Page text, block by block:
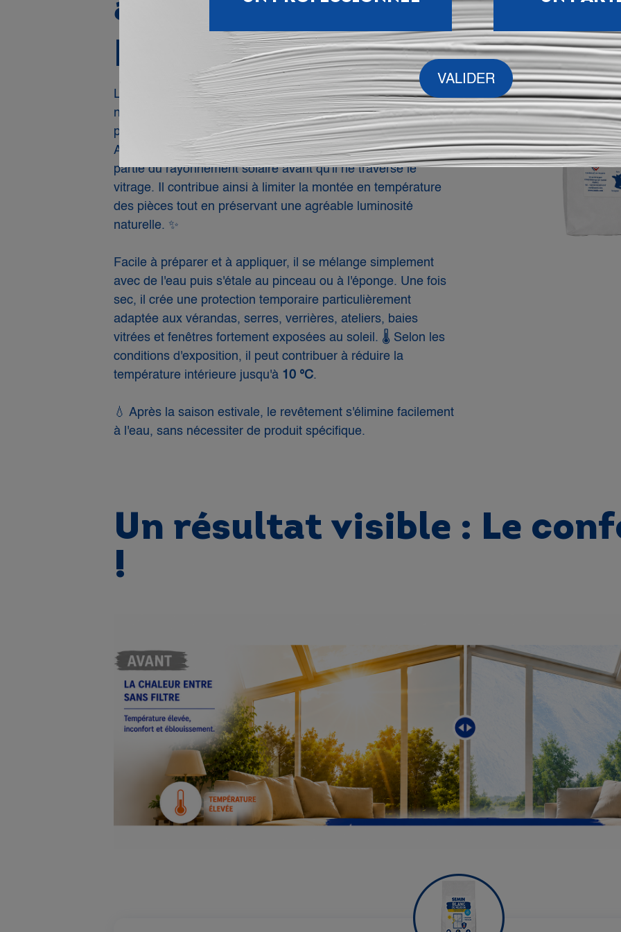
avec le Blanc de
Meudon SEMIN ❄️
Le Blanc de Meudon SEMINest une poudre minérale
naturelle à base de carbonate de calcium, idéale pour
protéger les surfaces vitrées des fortes chaleurs estivales.
Appliqué sur les vitres, il forme un voile blanc qui réfléchit une
partie du rayonnement solaire avant qu'il ne traverse le
vitrage. Il contribue ainsi à limiter la montée en température
des pièces tout en préservant une agréable luminosité
naturelle. ✨
Facile à préparer et à appliquer, il se mélange simplement
avec de l'eau puis s'étale au pinceau ou à l'éponge. Une fois
sec, il crée une protection temporaire particulièrement
adaptée aux vérandas, serres, verrières, ateliers, baies
vitrées et fenêtres fortement exposées au soleil. 🌡️ Selon les
conditions d'exposition, il peut contribuer à réduire la
température intérieure jusqu'à 10 °C.
💧 Après la saison estivale, le revêtement s'élimine facilement
à l'eau, sans nécessiter de produit spécifique.
Un résultat visible : Le
!